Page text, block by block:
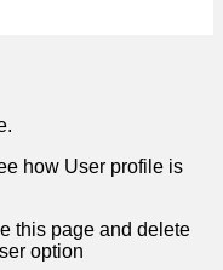
how User profile is
this page and delete
option